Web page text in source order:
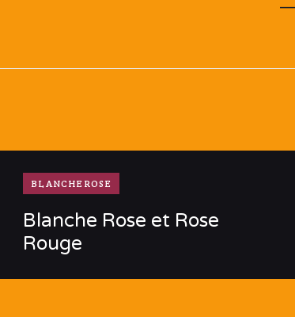
BLANCHEROSE
Blanche Rose et Rose
Rouge